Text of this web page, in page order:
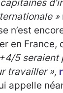
»
n’est
en France,
5 seraient
travailler »,
appelle